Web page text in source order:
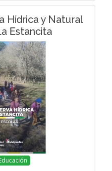
Hídrica y Natural
Estancita